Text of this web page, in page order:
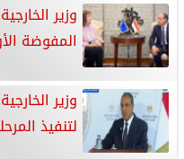
وزير
المفوضة
وزير
لتنفيذ